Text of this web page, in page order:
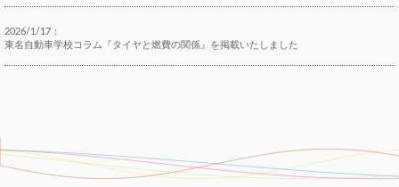
2026/1/17：
東名自動車学校コラム『タイヤと燃費の関係』を掲載いたしました